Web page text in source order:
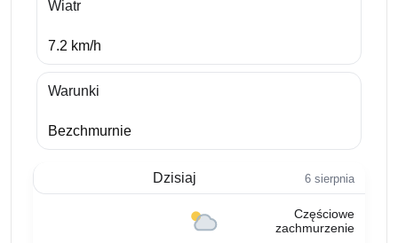
Wiatr
7.2 km/h
Warunki
Bezchmurnie
Dzisiaj 6 sierpnia
Częściowe
zachmurzenie